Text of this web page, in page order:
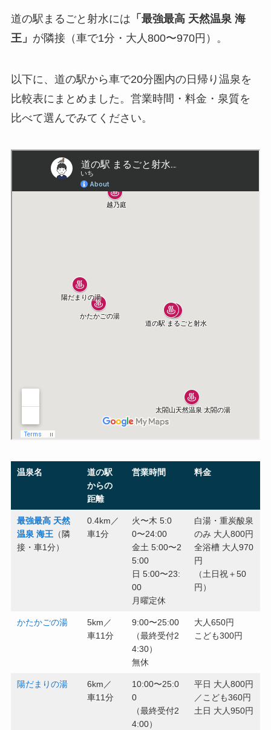
道の駅まるごと射水には 「最強最高 天然温泉 海
王」 が隣接（車で1分・大人800〜970円）。
以下に、道の駅から車で20分圏内の日帰り温泉を
比較表にまとめました。営業時間・料金・泉質を
比べて選んでみてください。
温泉名
道の駅
からの
距離
営業時間 料金
最強最高 天然
温泉 海王 （隣
接・車1分）
0.4km／
車1分
火〜木 5:0
0〜24:00
金土 5:00〜2
5:00
日 5:00〜23:
00
月曜定休
白湯・重炭酸泉
のみ 大人800円
全浴槽 大人970
円
（土日祝＋50
円）
かたかごの湯
5km／
車11分
9:00〜25:00
（最終受付2
4:30）
無休
大人650円
こども300円
陽だまりの湯
6km／
車11分
10:00〜25:0
0
（最終受付2
4:00）
平日 大人800円
／こども360円
土日 大人950円